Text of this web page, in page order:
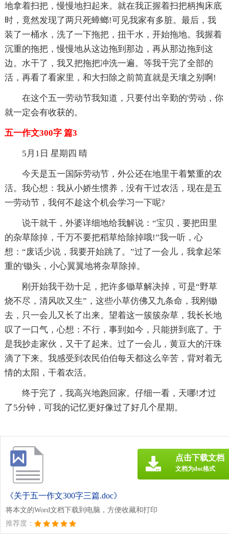
地拿着扫把，慢慢地扫起来。就在我正握着扫把柄掏床底
时，竟然发现了两只死蟑螂!可见我家有多脏。最后，我
装了一桶水，洗了一下拖把，扭干水，开始拖地。我握着
沉重的拖把，慢慢地从这边拖到那边，再从那边拖到这
边。水干了，我又把拖把冲洗一遍。等我干完了全部的
活，再看了看家里，和大扫除之前简直就是天壤之别啊!
在这个五一劳动节我知道，只要付出辛勤的'劳动，你
就一定会有收获的。
五一作文300字 篇3
5月1日 星期四 晴
今天是五一国际劳动节，外公还在地里干着繁重的农
活。我心想：我从小娇生惯养，没有干过农活，现在是五
一劳动节，我何不趁这个机会学习一下呢?
说干就干，外婆详细地给我解说：“宝贝，要把田里
的杂草除掉，千万不要把稻草给除掉哦!”我一听，心
想：“废话少说，我要开始跳了。”过了一会儿，我拿起笨
重的'锄头，小心翼翼地将杂草除掉。
刚开始我干劲十足，把许多锄草解决掉，可是“野草
烧不尽，清风吹又生”，这些小草仿佛又九条命，我刚锄
去，只一会儿又长了出来。望着这一簇簇杂草，我长长地
叹了一口气，心想：不行，事到如今，只能拼到底了。于
是我抄走家伙，又干了起来。过了一会儿，黄豆大的汗珠
滴了下来。我感受到农民伯伯每天都这么辛苦，背对着无
情的太阳，干着农活。
终于完了，我高兴地跑回家。仔细一看，天哪!才过
了5分钟，可我的记忆更好像过了好几个星期。
《关于五一作文300字三篇.doc》
将本文的Word文档下载到电脑，方便收藏和打印
推荐度：
点击下载文档
文档为doc格式